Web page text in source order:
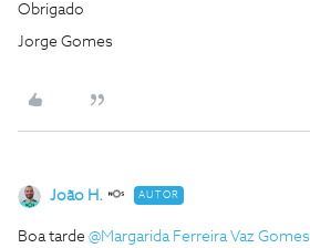
Obrigado
Jorge Gomes
João H. AUTOR
Boa tarde @Margarida Ferreira Vaz Gomes